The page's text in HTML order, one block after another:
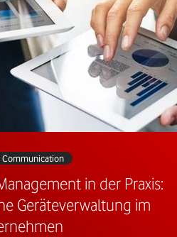
Communication
in der Praxis:
Geräteverwaltung im